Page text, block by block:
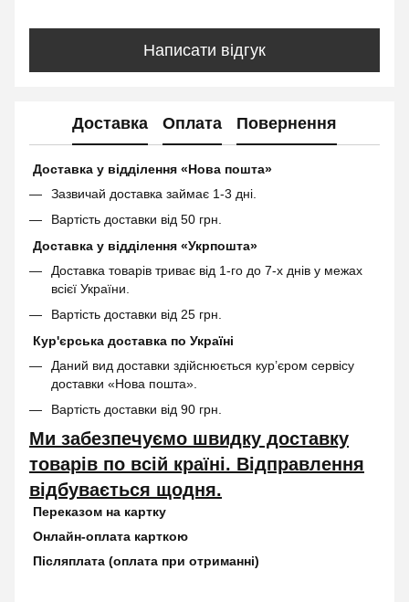
Написати відгук
Доставка Оплата Повернення
Доставка у відділення «Нова пошта»
Зазвичай доставка займає 1-3 дні.
Вартість доставки від 50 грн.
Доставка у відділення «Укрпошта»
Доставка товарів триває від 1-го до 7-х днів у межах
всієї України.
Вартість доставки від 25 грн.
Кур'єрська доставка по Україні
Даний вид доставки здійснюється кур’єром сервісу
доставки «Нова пошта».
Вартість доставки від 90 грн.
Ми забезпечуємо швидку доставку
товарів по всій країні. Відправлення
відбувається щодня.
Переказом на картку
Онлайн-оплата карткою
Післяплата (оплата при отриманні)